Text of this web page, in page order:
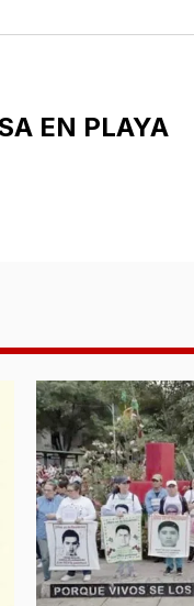
EN PLAYA